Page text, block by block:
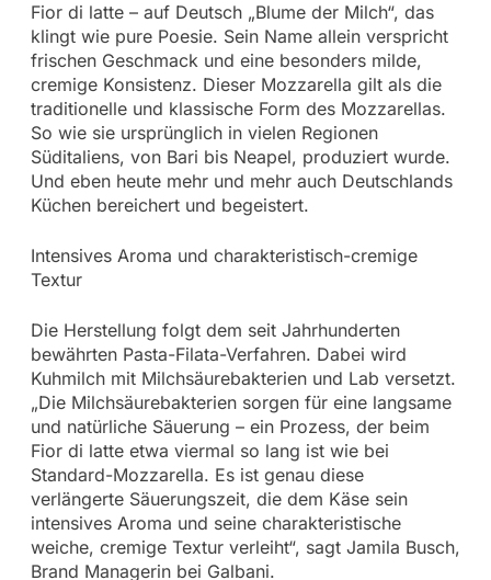
Fior di latte – auf Deutsch „Blume der Milch“, das
klingt wie pure Poesie. Sein Name allein verspricht
frischen Geschmack und eine besonders milde,
cremige Konsistenz. Dieser Mozzarella gilt als die
traditionelle und klassische Form des Mozzarellas.
So wie sie ursprünglich in vielen Regionen
Süditaliens, von Bari bis Neapel, produziert wurde.
Und eben heute mehr und mehr auch Deutschlands
Küchen bereichert und begeistert.
Intensives Aroma und charakteristisch-cremige
Textur
Die Herstellung folgt dem seit Jahrhunderten
bewährten Pasta-Filata-Verfahren. Dabei wird
Kuhmilch mit Milchsäurebakterien und Lab versetzt.
„Die Milchsäurebakterien sorgen für eine langsame
und natürliche Säuerung – ein Prozess, der beim
Fior di latte etwa viermal so lang ist wie bei
Standard-Mozzarella. Es ist genau diese
verlängerte Säuerungszeit, die dem Käse sein
intensives Aroma und seine charakteristische
weiche, cremige Textur verleiht“, sagt Jamila Busch,
Brand Managerin bei Galbani.